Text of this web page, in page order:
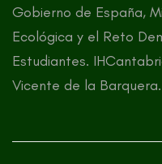
Gobierno de España,
Ecológica y el Reto
Estudiantes.
Vicente de la Barquera.